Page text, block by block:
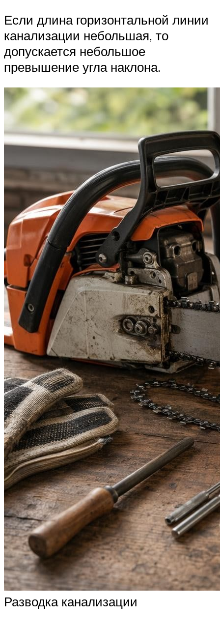
Если длина горизонтальной линии
канализации небольшая, то
допускается небольшое
превышение угла наклона.
Разводка канализации